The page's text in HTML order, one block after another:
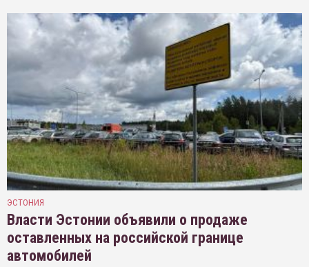
ЭСТОНИЯ
Власти Эстонии объявили о продаже
оставленных на российской границе
автомобилей